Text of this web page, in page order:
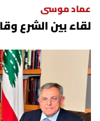
عماد موسى
لقاء بين الشرع